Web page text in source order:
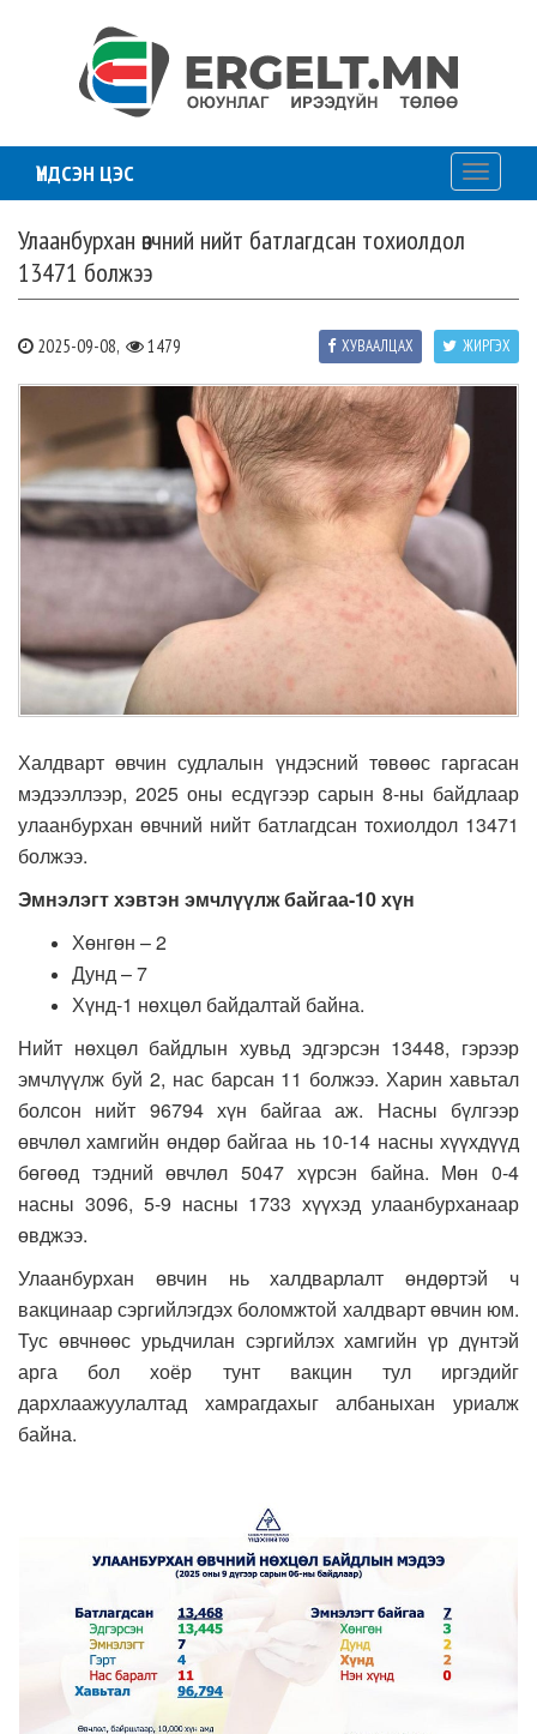
ҮНДСЭН ЦЭС
Toggle
Улаанбурхан өвчний нийт батлагдсан тохиолдол
13471 болжээ
2025-09-08, 1479 ЖИРГЭХ
ХУВААЛЦАХ
Халдварт өвчин судлалын үндэсний төвөөс гаргасан
мэдээллээр, 2025 оны есдүгээр сарын 8-ны байдлаар
улаанбурхан өвчний нийт батлагдсан тохиолдол 13471
болжээ.
Эмнэлэгт хэвтэн эмчлүүлж байгаа-10 хүн
Хөнгөн – 2
Дунд – 7
Хүнд-1 нөхцөл байдалтай байна.
Нийт нөхцөл байдлын хувьд эдгэрсэн 13448, гэрээр
эмчлүүлж буй 2, нас барсан 11 болжээ. Харин хавьтал
болсон нийт 96794 хүн байгаа аж. Насны бүлгээр
өвчлөл хамгийн өндөр байгаа нь 10-14 насны хүүхдүүд
бөгөөд тэдний өвчлөл 5047 хүрсэн байна. Мөн 0-4
насны 3096, 5-9 насны 1733 хүүхэд улаанбурханаар
өвджээ.
Улаанбурхан өвчин нь халдварлалт өндөртэй ч
вакцинаар сэргийлэгдэх боломжтой халдварт өвчин юм.
Тус өвчнөөс урьдчилан сэргийлэх хамгийн үр дүнтэй
арга бол хоёр тунт вакцин тул иргэдийг
дархлаажуулалтад хамрагдахыг албаныхан уриалж
байна.